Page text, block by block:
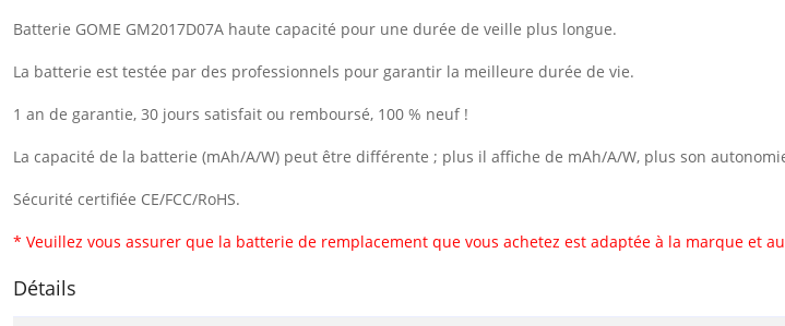
Batterie GOME GM2017D07A haute capacité pour une durée de veille plus longue.
La batterie est testée par des professionnels pour garantir la meilleure durée de vie.
1 an de garantie, 30 jours satisfait ou remboursé, 100 % neuf !
La capacité de la batterie (mAh/A/W) peut être différente ; plus il affiche de mAh/A/W, plus son
Sécurité certifiée CE/FCC/RoHS.
* Veuillez vous assurer que la batterie de remplacement que vous achetez est adaptée à la marque et
Détails